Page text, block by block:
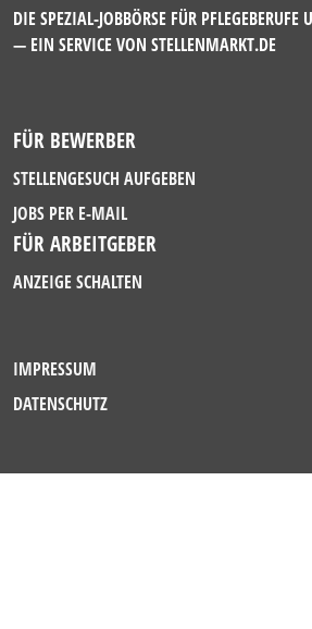
DIE SPEZIAL-JOBBÖRSE FÜR PFLEGEBERUFE
— EIN SERVICE VON STELLENMARKT.DE
FÜR BEWERBER
STELLENGESUCH AUFGEBEN
JOBS PER E-MAIL
FÜR ARBEITGEBER
ANZEIGE SCHALTEN
IMPRESSUM
DATENSCHUTZ